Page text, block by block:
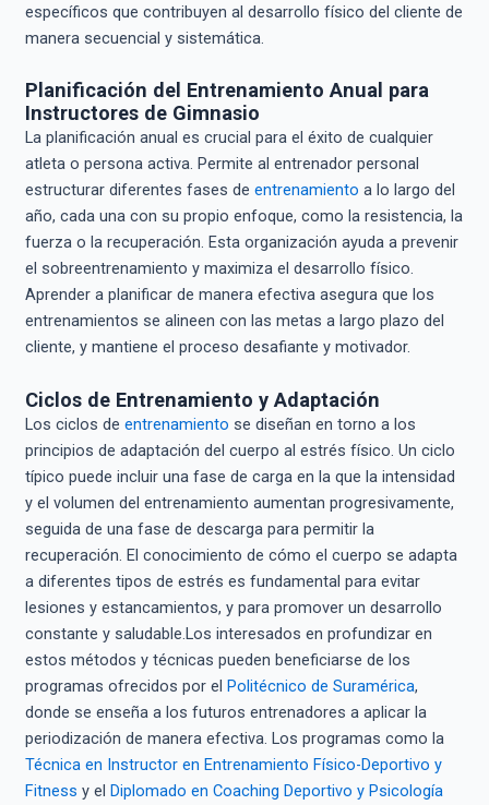
específicos que contribuyen al desarrollo físico del cliente de
manera secuencial y sistemática.
Planificación del Entrenamiento Anual para
Instructores de Gimnasio
La planificación anual es crucial para el éxito de cualquier
atleta o persona activa. Permite al entrenador personal
estructurar diferentes fases de entrenamiento a lo largo del
año, cada una con su propio enfoque, como la resistencia, la
fuerza o la recuperación. Esta organización ayuda a prevenir
el sobreentrenamiento y maximiza el desarrollo físico.
Aprender a planificar de manera efectiva asegura que los
entrenamientos se alineen con las metas a largo plazo del
cliente, y mantiene el proceso desafiante y motivador.
Ciclos de Entrenamiento y Adaptación
Los ciclos de entrenamiento se diseñan en torno a los
principios de adaptación del cuerpo al estrés físico. Un ciclo
típico puede incluir una fase de carga en la que la intensidad
y el volumen del entrenamiento aumentan progresivamente,
seguida de una fase de descarga para permitir la
recuperación. El conocimiento de cómo el cuerpo se adapta
a diferentes tipos de estrés es fundamental para evitar
lesiones y estancamientos, y para promover un desarrollo
constante y saludable.Los interesados en profundizar en
estos métodos y técnicas pueden beneficiarse de los
programas ofrecidos por el Politécnico de Suramérica,
donde se enseña a los futuros entrenadores a aplicar la
periodización de manera efectiva. Los programas como la
Técnica en Instructor en Entrenamiento Físico-Deportivo y
Fitness y el Diplomado en Coaching Deportivo y Psicología